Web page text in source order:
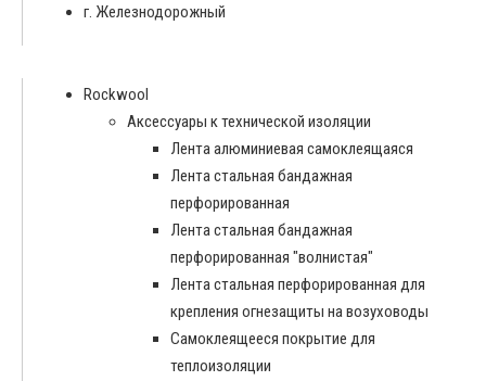
г. Железнодорожный
Rockwool
Аксессуары к технической изоляции
Лента алюминиевая самоклеящаяся
Лента стальная бандажная
перфорированная
Лента стальная бандажная
перфорированная "волнистая"
Лента стальная перфорированная для
крепления огнезащиты на возуховоды
Самоклеящееся покрытие для
теплоизоляции